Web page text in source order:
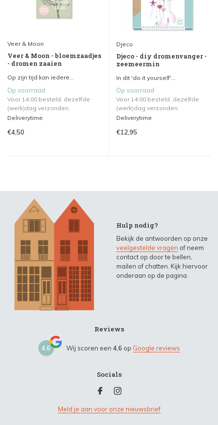
Veer & Moon
Veer & Moon - bloemzaadjes
- dromen zaaien
Op zijn tijd kan iedere...
Op voorraad
Voor 14.00 besteld, dezelfde
(werk)dag verzonden.
Deliverytime
€4,50
Djeco
Djeco - diy dromenvanger -
zeemeermin
In dit 'do it yourself'...
Op voorraad
Voor 14.00 besteld, dezelfde
(werk)dag verzonden.
Deliverytime
€12,95
Hulp nodig?
Bekijk de antwoorden op onze
veelgestelde vragen of neem
contact op door te bellen,
mailen of chatten. Kijk hiervoor
onderaan op de pagina.
Reviews
4,6 Wij scoren een 4,6 op Google reviews
Socials
Meld je aan voor onze nieuwsbrief